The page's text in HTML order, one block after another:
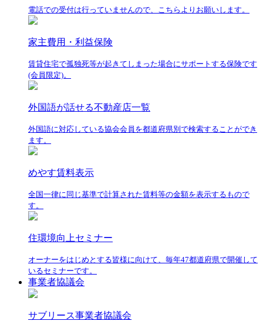
電話での受付は行っていませんので、こちらよりお願いします。
家主費用・利益保険
賃貸住宅で孤独死等が起きてしまった場合にサポートする保険です
(会員限定)。
外国語が話せる不動産店一覧
外国語に対応している協会会員を都道府県別で検索することができ
ます。
めやす賃料表示
全国一律に同じ基準で計算された賃料等の金額を表示するもので
す。
住環境向上セミナー
オーナーをはじめとする皆様に向けて、毎年47都道府県で開催して
いるセミナーです。
事業者協議会
サブリース事業者協議会